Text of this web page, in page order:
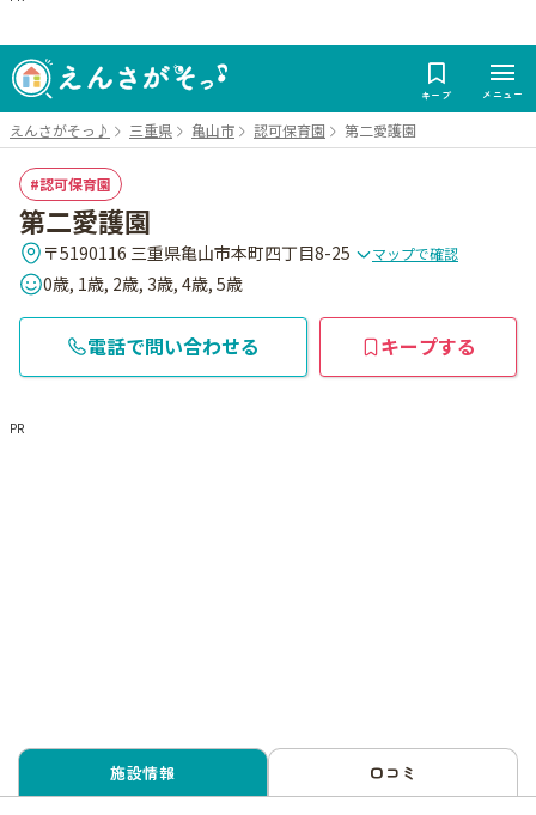
キープ メニュー
えんさがそっ♪ 三重県 亀山市 認可保育園 第二愛護園
認可保育園
第二愛護園
〒5190116 三重県亀山市本町四丁目8-25 マップで確認
0歳, 1歳, 2歳, 3歳, 4歳, 5歳
電話で問い合わせる キープする
PR
施設情報 口コミ